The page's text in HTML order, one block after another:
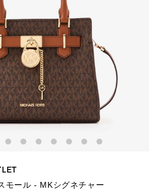
モール - MKシグネチャー